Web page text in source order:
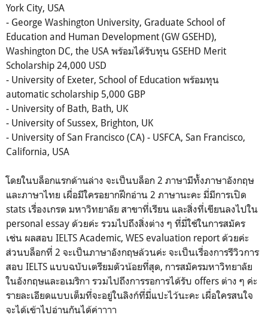
York City, USA
- George Washington University, Graduate School of
Education and Human Development (GW GSEHD),
Washington DC, the USA พร้อมได้รับทุน GSEHD Merit
Scholarship 24,000 USD
- University of Exeter, School of Education พร้อมทุน
automatic scholarship 5,000 GBP
- University of Bath, Bath, UK
- University of Sussex, Brighton, UK
- University of San Francisco (CA) - USFCA, San Francisco,
California, USA
โดยในบล็อกแรกด้านล่าง จะเป็นบล็อก 2 ภาษามีทั้งภาษาอังกฤษ
และภาษาไทย เผื่อมีใครอยากฝึกอ่าน 2 ภาษานะคะ มี่มีการเปิด
stats เรื่องเกรด มหาวิทยาลัย สาขาที่เรียน และสิ่งที่เขียนลงไปใน
personal essay ด้วยค่ะ รวมไปถึงสิ่งต่าง ๆ ที่มี่ใช้ในการสมัคร
เช่น ผลสอบ IELTS Academic, WES evaluation report ด้วยค่ะ
ส่วนบล็อกที่ 2 จะเป็นภาษาอังกฤษล้วนค่ะ จะเป็นเรื่องการรีวิวการ
สอบ IELTS แบบฉบับเตรียมตัวน้อยที่สุด, การสมัครมหาวิทยาลัย
ในอังกฤษและอเมริกา รวมไปถึงการรอการได้รับ offers ต่าง ๆ ค่ะ
รายละเอียดแบบเต็มที่จะอยู่ในลิงก์ที่มี่แปะไว้นะคะ เผื่อใครสนใจ
จะได้เข้าไปอ่านกันได้ค่าาาา